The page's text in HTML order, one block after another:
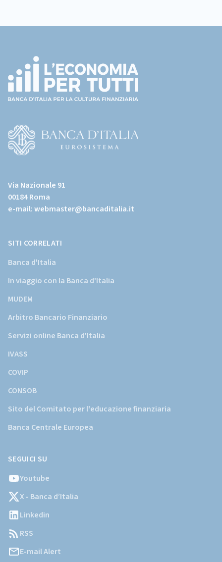
page)
sito
istituzionale
della
Via Nazionale 91
00184 Roma
e-mail:webmaster@bancaditalia.it
SITI CORRELATI
Banca d'Italia
In viaggio con la Banca d'Italia
MUDEM
Arbitro Bancario Finanziario
Servizi online Banca d'Italia
IVASS
COVIP
CONSOB
Sito del Comitato per l'educazione finanziaria
Banca Centrale Europea
SEGUICI SU
Youtube
X - Banca d’Italia
Linkedin
RSS
E-mail Alert